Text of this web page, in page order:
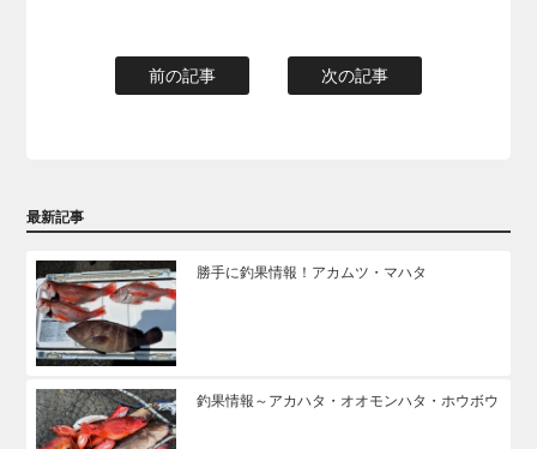
前の記事 次の記事
最新記事
勝手に釣果情報！アカムツ・マハタ
釣果情報～アカハタ・オオモンハタ・ホウボウ